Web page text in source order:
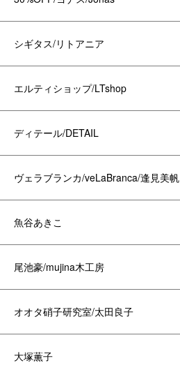
シギタス/リトアニア
エルティショップ/LTshop
ディテール/DETAIL
ヴェラブランカ/veLaBranca/逢見美帆
魚谷あきこ
尾池豪/mujina木工房
オオタ硝子研究室/太田良子
大塚薫子